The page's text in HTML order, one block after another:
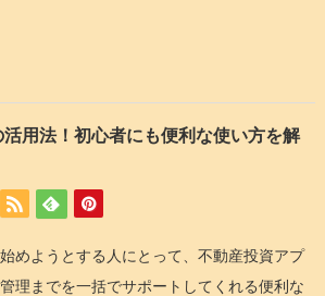
用法！初心者にも便利な使い方を解
めようとする人にとって、不動産投資アプ
理までを一括でサポートしてくれる便利な